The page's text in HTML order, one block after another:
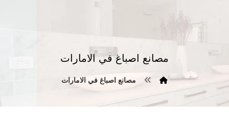
مصانع اصباغ في الامارات
مصانع اصباغ في الامارات